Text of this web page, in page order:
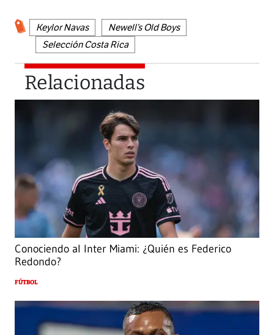
Keylor Navas
Newell’s Old Boys
Selección Costa Rica
Relacionadas
Conociendo al Inter Miami: ¿Quién es Federico
Redondo?
FÚTBOL